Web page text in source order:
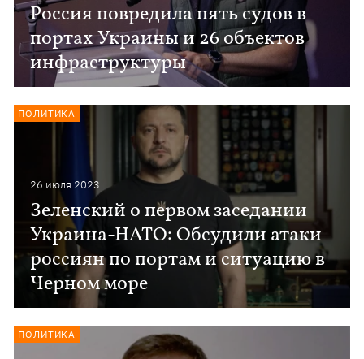
Россия повредила пять судов в
портах Украины и 26 объектов
инфраструктуры
26 июля 2023
Зеленский о первом заседании
Украина-НАТО: Обсудили атаки
россиян по портам и ситуацию в
Черном море
ПОЛИТИКА
ПОЛИТИКА